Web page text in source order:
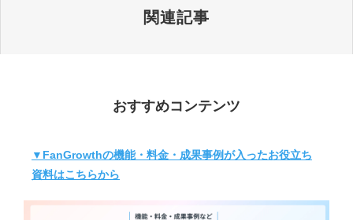
関連記事
おすすめコンテンツ
▼FanGrowthの機能・料金・成果事例が入ったお役立ち
資料はこちらから